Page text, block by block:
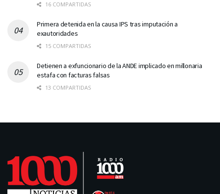
16 COMPARTIDAS
Primera detenida en la causa IPS tras imputación a
exautoridades
15 COMPARTIDAS
Detienen a exfuncionario de la ANDE implicado en millonaria
estafa con facturas falsas
13 COMPARTIDAS